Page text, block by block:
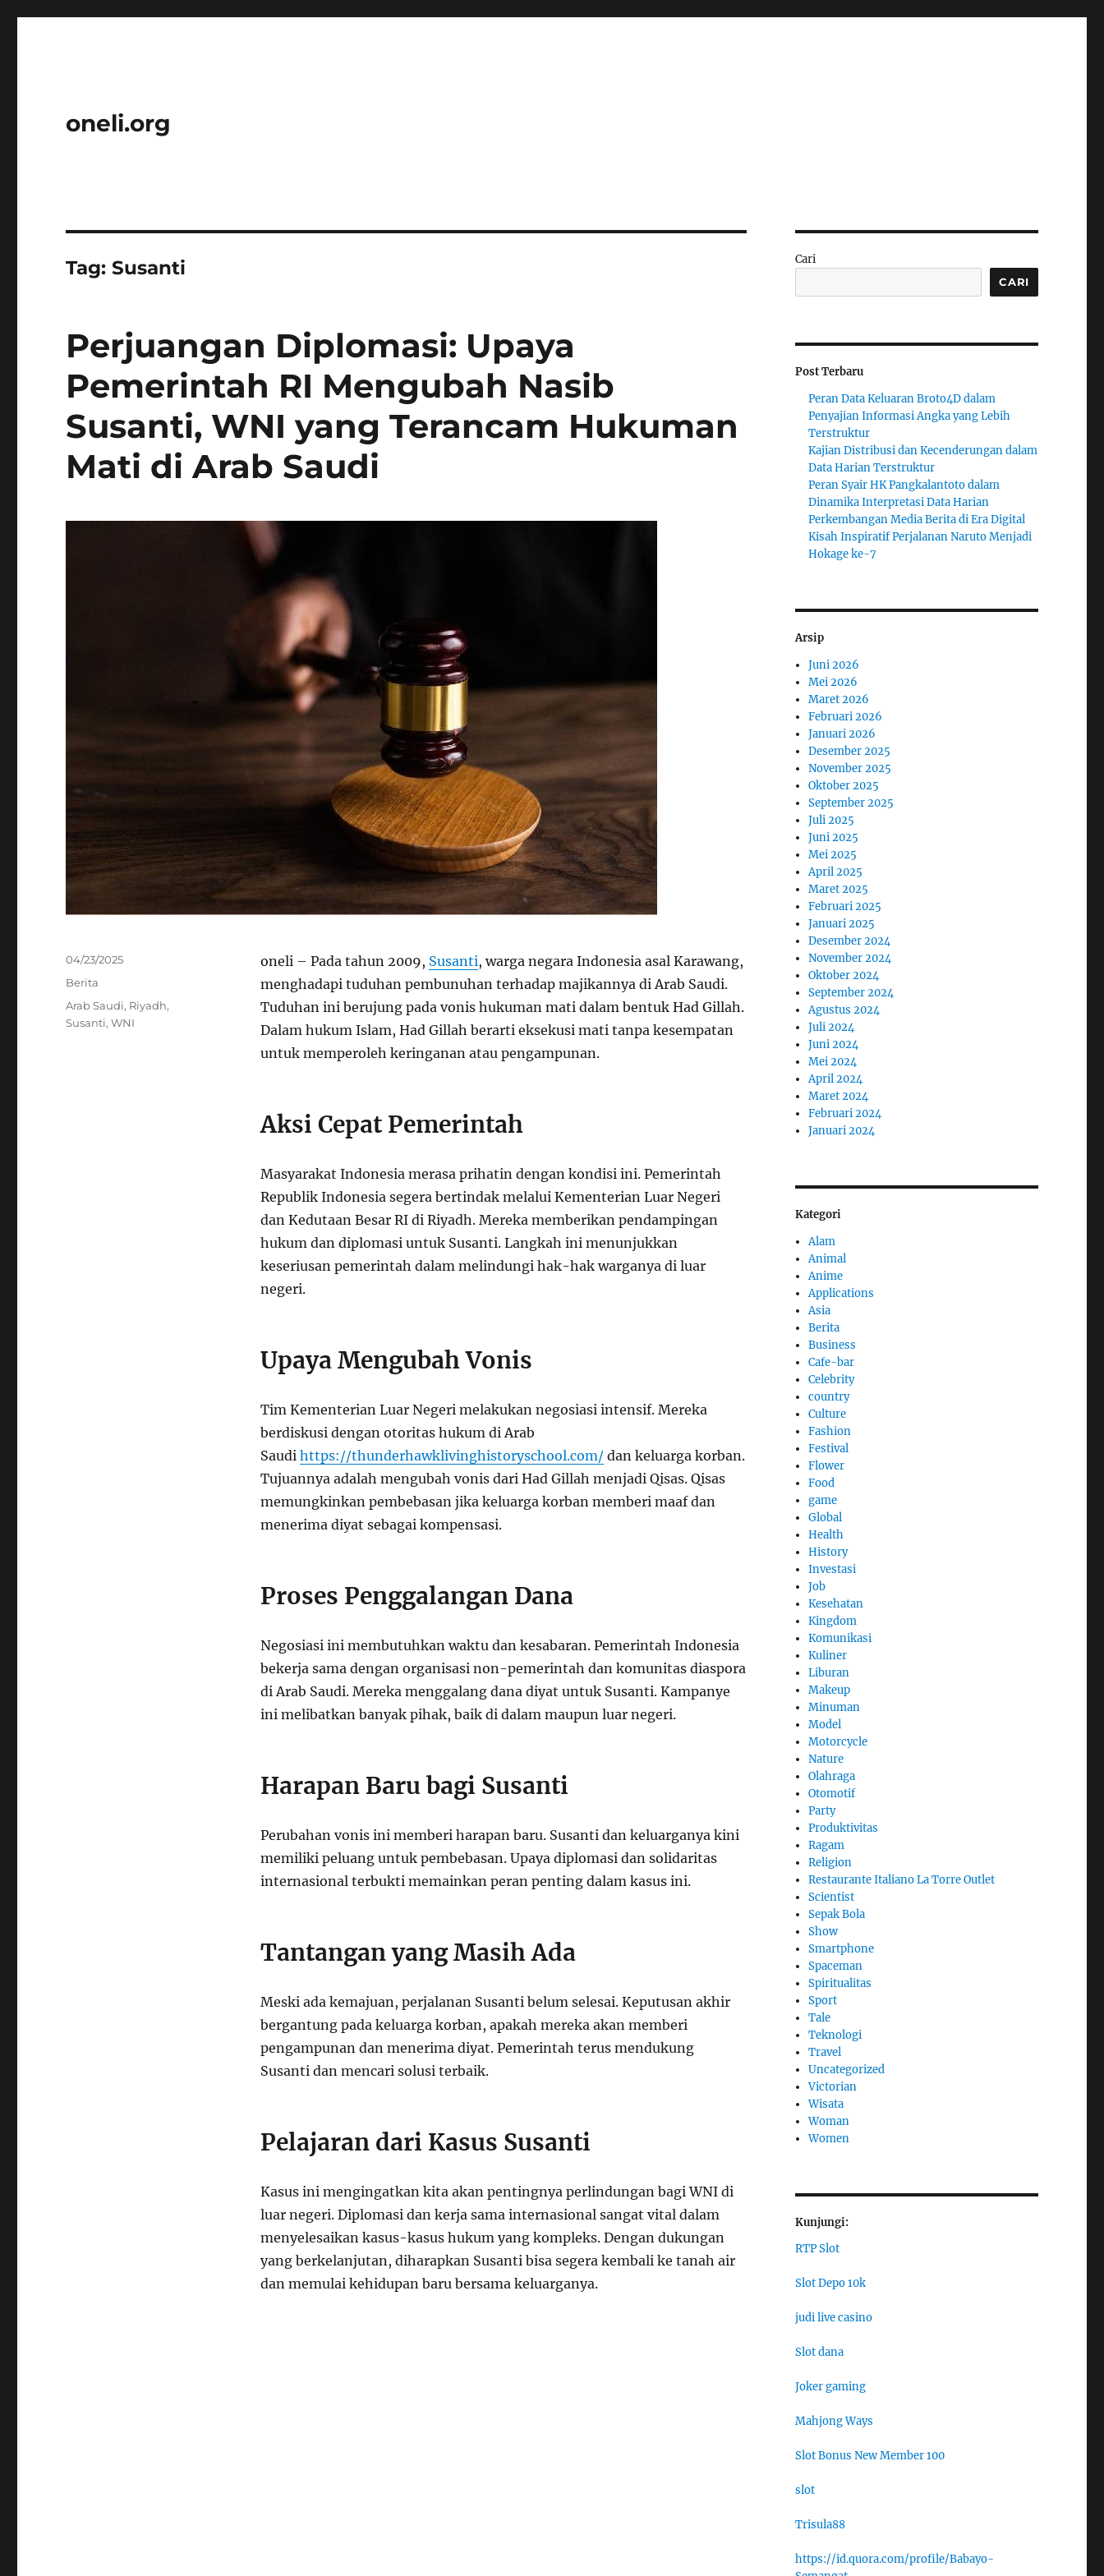
oneli.org
Tag:Susanti
Perjuangan Diplomasi: Upaya
Pemerintah RI Mengubah Nasib
Susanti, WNI yang Terancam Hukuman
Mati di Arab Saudi
oneli – Pada tahun 2009, Susanti, warga negara Indonesia asal Karawang,
menghadapi tuduhan pembunuhan terhadap majikannya di Arab Saudi.
Tuduhan ini berujung pada vonis hukuman mati dalam bentuk Had Gillah.
Dalam hukum Islam, Had Gillah berarti eksekusi mati tanpa kesempatan
untuk memperoleh keringanan atau pengampunan.
Aksi Cepat Pemerintah
Masyarakat Indonesia merasa prihatin dengan kondisi ini. Pemerintah
Republik Indonesia segera bertindak melalui Kementerian Luar Negeri
dan Kedutaan Besar RI di Riyadh. Mereka memberikan pendampingan
hukum dan diplomasi untuk Susanti. Langkah ini menunjukkan
keseriusan pemerintah dalam melindungi hak-hak warganya di luar
negeri.
Upaya Mengubah Vonis
Tim Kementerian Luar Negeri melakukan negosiasi intensif. Mereka
berdiskusi dengan otoritas hukum di Arab
Saudi https://thunderhawklivinghistoryschool.com/dan keluarga korban.
Tujuannya adalah mengubah vonis dari Had Gillah menjadi Qisas. Qisas
memungkinkan pembebasan jika keluarga korban memberi maaf dan
menerima diyat sebagai kompensasi.
Proses Penggalangan Dana
Negosiasi ini membutuhkan waktu dan kesabaran. Pemerintah Indonesia
bekerja sama dengan organisasi non-pemerintah dan komunitas diaspora
di Arab Saudi. Mereka menggalang dana diyat untuk Susanti. Kampanye
ini melibatkan banyak pihak, baik di dalam maupun luar negeri.
Harapan Baru bagi Susanti
Perubahan vonis ini memberi harapan baru. Susanti dan keluarganya kini
memiliki peluang untuk pembebasan. Upaya diplomasi dan solidaritas
internasional terbukti memainkan peran penting dalam kasus ini.
Tantangan yang Masih Ada
Meski ada kemajuan, perjalanan Susanti belum selesai. Keputusan akhir
bergantung pada keluarga korban, apakah mereka akan memberi
pengampunan dan menerima diyat. Pemerintah terus mendukung
Susanti dan mencari solusi terbaik.
Pelajaran dari Kasus Susanti
Kasus ini mengingatkan kita akan pentingnya perlindungan bagi WNI di
luar negeri. Diplomasi dan kerja sama internasional sangat vital dalam
menyelesaikan kasus-kasus hukum yang kompleks. Dengan dukungan
yang berkelanjutan, diharapkan Susanti bisa segera kembali ke tanah air
dan memulai kehidupan baru bersama keluarganya.
Posted
04/23/2025
Categories
Berita
Tags
Arab Saudi, Riyadh,
Susanti,WNI
Cari
CARI
Post Terbaru
Peran Data Keluaran Broto4D dalam
Penyajian Informasi Angka yang Lebih
Terstruktur
Kajian Distribusi dan Kecenderungan dalam
Data Harian Terstruktur
Peran Syair HK Pangkalantoto dalam
Dinamika Interpretasi Data Harian
Perkembangan Media Berita di Era Digital
Kisah Inspiratif Perjalanan Naruto Menjadi
Hokage ke-7
Arsip
Juni 2026
Mei 2026
Maret 2026
Februari 2026
Januari 2026
Desember 2025
November 2025
Oktober 2025
September 2025
Juli 2025
Juni 2025
Mei 2025
April 2025
Maret 2025
Februari 2025
Januari 2025
Desember 2024
November 2024
Oktober 2024
September 2024
Agustus 2024
Juli 2024
Juni 2024
Mei 2024
April 2024
Maret 2024
Februari 2024
Januari 2024
Kategori
Alam
Animal
Anime
Applications
Asia
Berita
Business
Cafe-bar
Celebrity
country
Culture
Fashion
Festival
Flower
Food
game
Global
Health
History
Investasi
Job
Kesehatan
Kingdom
Komunikasi
Kuliner
Liburan
Makeup
Minuman
Model
Motorcycle
Nature
Olahraga
Otomotif
Party
Produktivitas
Ragam
Religion
Restaurante Italiano La Torre Outlet
Scientist
Sepak Bola
Show
Smartphone
Spaceman
Spiritualitas
Sport
Tale
Teknologi
Travel
Uncategorized
Victorian
Wisata
Woman
Women
Kunjungi:
RTP Slot
Slot Depo 10k
judi live casino
Slot dana
Joker gaming
Mahjong Ways
Slot Bonus New Member 100
slot
Trisula88
https://id.quora.com/profile/Babayo-